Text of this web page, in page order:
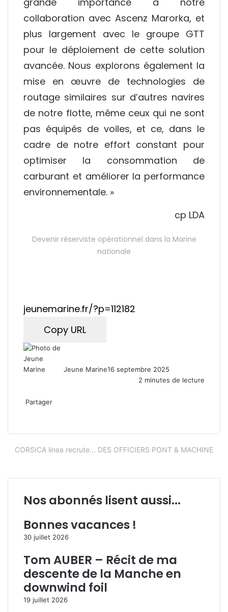
collaboration avec Ascenz Marorka, et
plus largement avec le groupe GTT
pour le déploiement de cette solution
avancée. Nous explorons également la
mise en œuvre de technologies de
routage similaires sur d’autres navires
de notre flotte, même ceux qui ne sont
pas équipés de voiles, et ce, dans le
cadre de notre effort constant pour
optimiser la consommation de
carburant et améliorer la performance
environnementale. »
cp LDA
Devenir réserviste opérationnel dans la Marine
nationale
Copy URL
Jeune Marine16 septembre 2025
2 minutes de lecture
Partager
email
CORSICA linea recrute... DES OFFICIERS PONT & MACHINE
Nos abonnés lisent aussi...
Bonnes vacances !
30 juillet 2026
Tom AUBER – Récit de ma
descente de la Manche en
downwind foil
19 juillet 2026